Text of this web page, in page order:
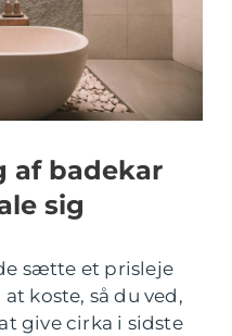
af badekar
sig
sætte et prisleje
koste, så du ved,
give cirka i sidste